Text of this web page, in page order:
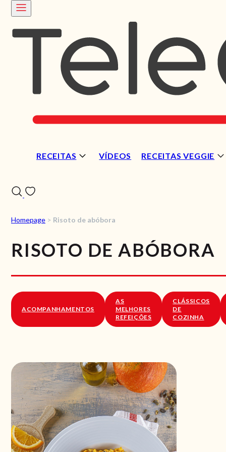
RECEITAS VÍDEOS RECEITAS VEGGIE
Homepage > Risoto de abóbora
RISOTO DE ABÓBORA
ACOMPANHAMENTOS
AS
MELHORES
REFEIÇÕES
CLÁSSICOS
DE
COZINHA